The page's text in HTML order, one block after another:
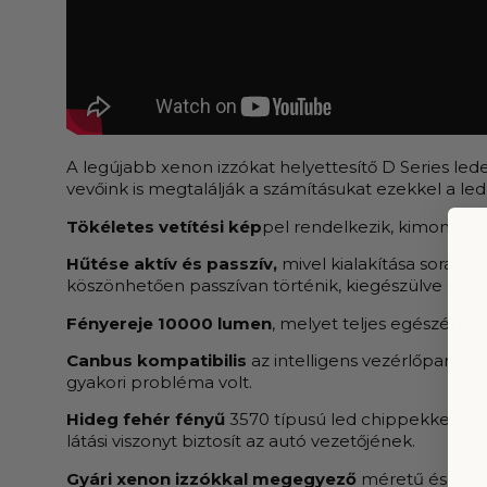
A legújabb xenon izzókat helyettesítő D Series
vevőink is megtalálják a számításukat ezekkel a
Tökéletes vetítési képpel rendelkezik,
Hűtése aktív és passzív, mivel kialakítása során
köszönhetően passzívan történik, kiegészülve egy
Fényereje 10000 lumen, melyet teljes
Canbus kompatibilis az intelligens
gyakori probléma volt.
Hideg fehér fényű 3570 típusú led chippekkel
látási viszonyt biztosít az autó vezetőjének.
Gyári xenon izzókkal megegyező méretű és